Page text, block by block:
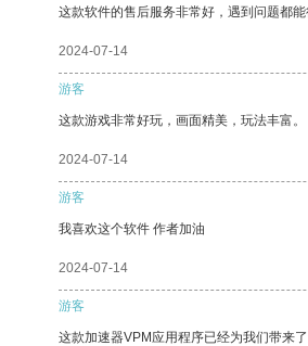
这款软件的售后服务非常好，遇到问题都能
2024-07-14
游客
这款游戏非常好玩，画面精美，玩法丰富。
2024-07-14
游客
我喜欢这个软件 作者加油
2024-07-14
游客
这款加速器VPM应用程序已经为我们带来